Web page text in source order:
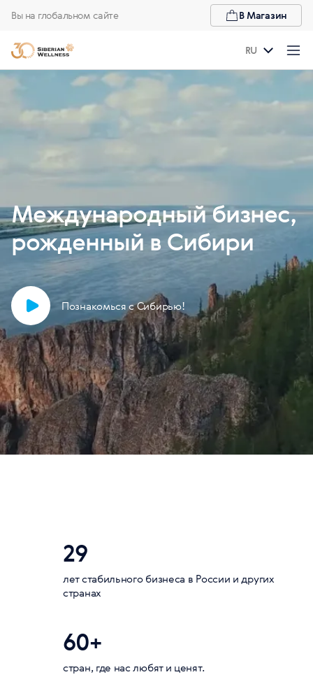
Вы на глобальном сайте В Магазин
RU
Международный бизнес,
рожденный в Сибири
Познакомься с Сибирью!
29
лет стабильного бизнеса в России и других
странах
60+
стран, где нас любят и ценят.